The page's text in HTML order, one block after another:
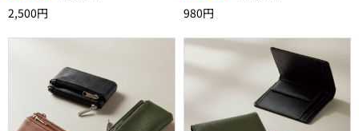
2,500円 980円